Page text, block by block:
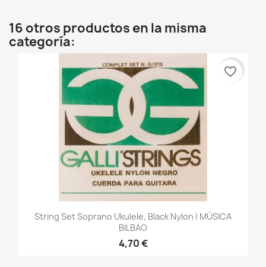
16 otros productos en la misma
categoría:
String Set Soprano Ukulele, Black Nylon | MÚSICA
BILBAO
4,70 €
favorite_border